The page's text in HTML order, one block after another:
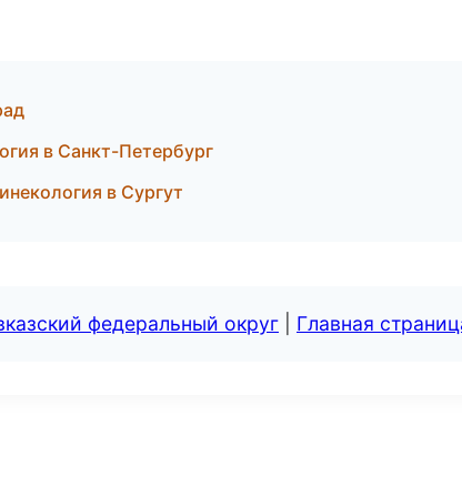
в Санкт-Петербург
в Сургут
федеральный округ Главная